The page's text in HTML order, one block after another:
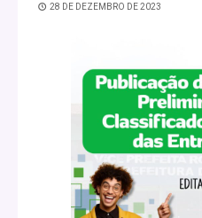
28 DE DEZEMBRO DE 2023